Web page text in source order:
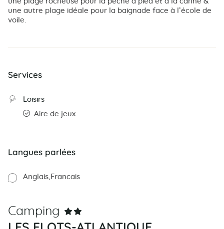
une autre plage idéale pour la baignade face à l’école de
voile.
Services
Loisirs
Aire de jeux
Langues parlées
Anglais Francais
Camping